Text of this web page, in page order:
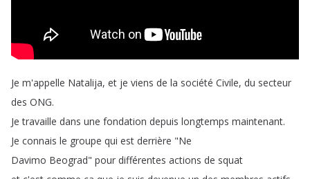
Je m'appelle Natalija, et je viens de la société Civile, du secteur
des ONG.
Je travaille dans une fondation depuis longtemps maintenant.
Je connais le groupe qui est derrière "Ne
Davimo Beograd" pour différentes actions de squat